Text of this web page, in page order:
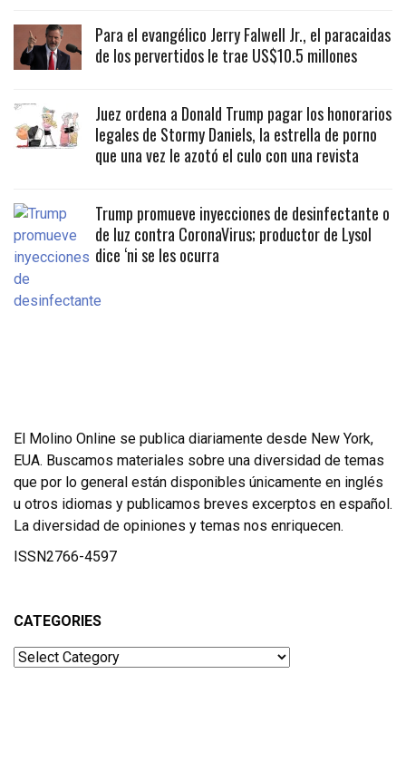
Para el evangélico Jerry Falwell Jr., el paracaidas
de los pervertidos le trae US$10.5 millones
Juez ordena a Donald Trump pagar los honorarios
legales de Stormy Daniels, la estrella de porno
que una vez le azotó el culo con una revista
Trump promueve inyecciones de desinfectante o
de luz contra CoronaVirus; productor de Lysol
dice ‘ni se les ocurra
El Molino Online se publica diariamente desde New York,
EUA. Buscamos materiales sobre una diversidad de temas
que por lo general están disponibles únicamente en inglés
u otros idiomas y publicamos breves excerptos en español.
La diversidad de opiniones y temas nos enriquecen.
ISSN2766-4597
CATEGORIES
Categories